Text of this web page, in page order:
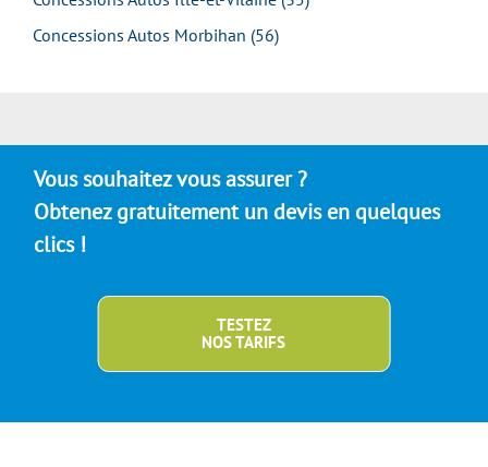
Concessions Autos Morbihan (56)
Vous souhaitez vous assurer ?
Obtenez gratuitement un devis en quelques
clics !
TESTEZ
NOS TARIFS